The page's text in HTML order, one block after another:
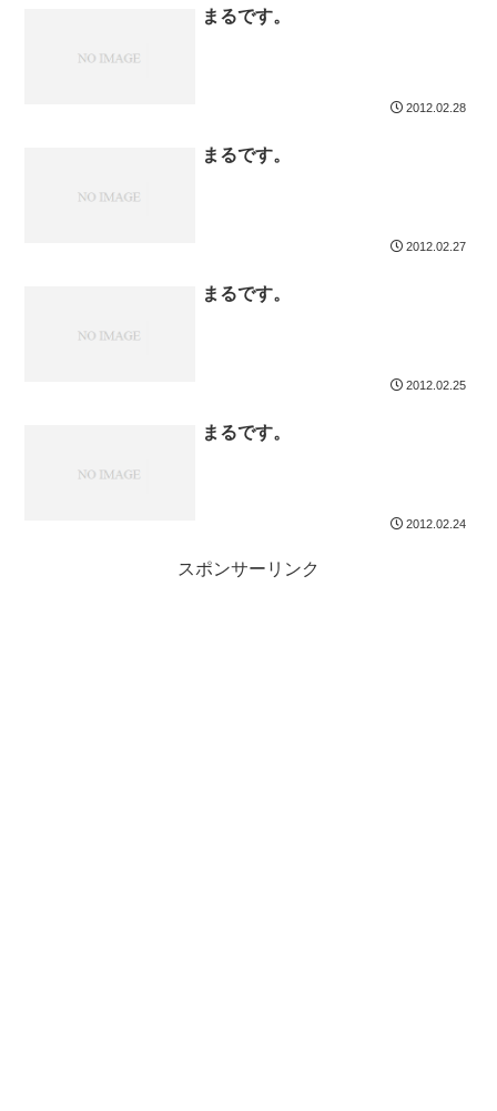
まるです。
2012.02.28
まるです。
2012.02.27
まるです。
2012.02.25
まるです。
2012.02.24
スポンサーリンク